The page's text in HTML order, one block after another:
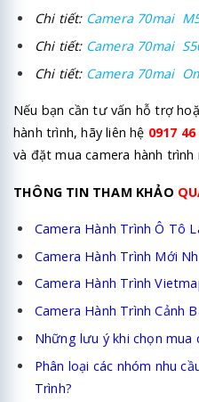
Chi tiết: Camera 70mai
Chi tiết: Camera 70mai
Chi tiết: Camera 70mai
Nếu bạn cần tư vấn hỗ trợ
hành trình, hãy liên hệ 0917
và đặt mua camera hành
THÔNG TIN THAM KHẢO
Camera Hành Trình Ô Tô
Camera Hành Trình Mới
Camera Hành Trình
Camera Hành Trình Cảnh
Những lưu ý khi chọn mua
Phân loại các nhóm nhu
Trình?